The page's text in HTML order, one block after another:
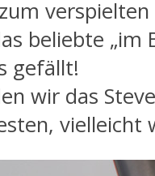
beliebte „im
gefällt!
wir das
vielleicht